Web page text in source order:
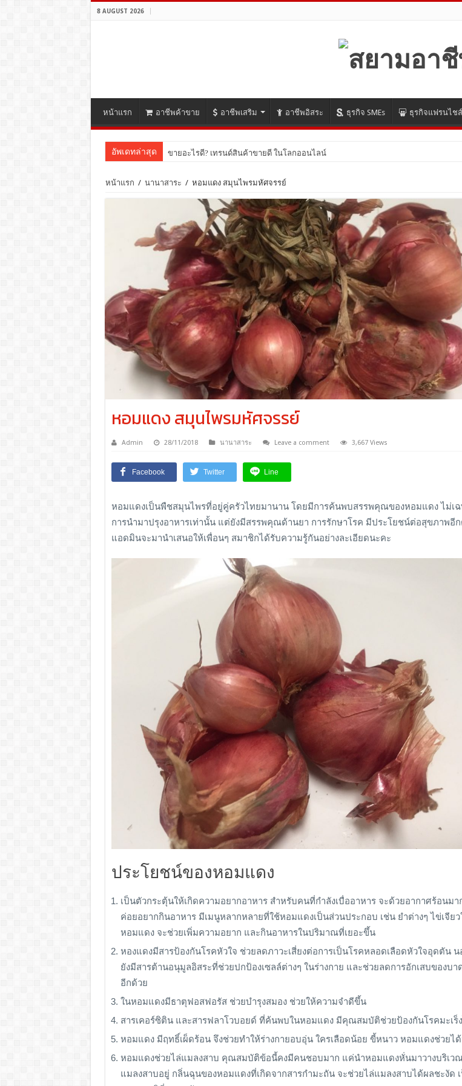
8 AUGUST 2026
หน้าแรก อาชีพค้าขาย อาชีพเสริม อาชีพอิสระ ธุรกิจ SMEs ธุรกิจแฟรนไชส์
อัพเดทล่าสุด ขายอะไรดี? เทรนด์สินค้าขายดี ในโลกออนไลน์ ปี 2021 มีอะไรบ้าง มาดูกัน!
หน้าแรก / นานาสาระ / หอมแดง สมุนไพรมหัศจรรย์
หอมแดง สมุนไพรมหัศจรรย์
Admin 28/11/2018 นานาสาระ Leave a comment 3,667 Views
Facebook Twitter Line
หอมแดงเป็นพืชสมุนไพรที่อยู่คู่ครัวไทยมานาน โดยมีการค้นพบสรรพคุณของหอมแดง ไม่เ
การนำมาปรุงอาหารเท่านั้น แต่ยังมีสรรพคุณด้านยา การรักษาโรค มีประโยชน์ต่อสุขภาพอี
แอดมินจะมานำเสนอให้เพื่อนๆ สมาชิกได้รับความรู้กันอย่างละเอียดนะคะ
ประโยชน์ของหอมแดง
เป็นตัวกระตุ้นให้เกิดความอยากอาหาร สำหรับคนที่กำลังเบื่ออาหาร จะด้วยอากาศร้อนมา
ค่อยอยากกินอาหาร มีเมนูหลากหลายที่ใช้หอมแดงเป็นส่วนประกอบ เช่น ยำต่างๆ ไข่เจียว
หอมแดง จะช่วยเพิ่มความอยาก และกินอาหารในปริมาณที่เยอะขึ้น
หองแดงมีสารป้องกันโรคหัวใจ ช่วยลดภาวะเสี่ยงต่อการเป็นโรคหลอดเลือดหัวใจอุดตัน
ยังมีสารต้านอนุมูลอิสระที่ช่วยปกป้องเซลล์ต่างๆ ในร่างกาย และช่วยลดการอักเสบของบา
อีกด้วย
ในหอมแดงมีธาตุฟอสฟอรัส ช่วยบำรุงสมอง ช่วยให้ความจำดีขึ้น
สารเคอร์ซิติน และสารฟลาโวบอยด์ ที่ค้นพบในหอมแดง มีคุณสมบัติช่วยป้องกันโรคมะเร็
หอมแดง มีฤทธิ์เผ็ดร้อน จึงช่วยทำให้ร่างกายอบอุ่น ใครเลือดน้อย ขี้หนาว หอมแดงช่วยไ
หอมแดงช่วยไล่แมลงสาบ คุณสมบัติข้อนี้คงมีคนชอบมาก แค่นำหอมแดงหั่นมาวางบริเว
แมลงสาบอยู่ กลิ่นฉุนของหอมแดงที่เกิดจากสารกำมะถัน จะช่วยไล่แมลงสาบได้ผลชะงัด